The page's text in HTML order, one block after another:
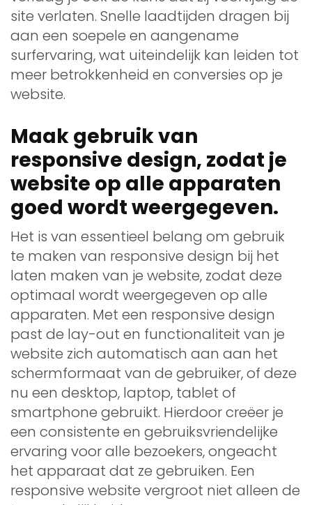
site verlaten. Snelle laadtijden dragen bij
aan een soepele en aangename
surfervaring, wat uiteindelijk kan leiden tot
meer betrokkenheid en conversies op je
website.
Maak gebruik van
responsive design, zodat je
website op alle apparaten
goed wordt weergegeven.
Het is van essentieel belang om gebruik
te maken van responsive design bij het
laten maken van je website, zodat deze
optimaal wordt weergegeven op alle
apparaten. Met een responsive design
past de lay-out en functionaliteit van je
website zich automatisch aan aan het
schermformaat van de gebruiker, of deze
nu een desktop, laptop, tablet of
smartphone gebruikt. Hierdoor creëer je
een consistente en gebruiksvriendelijke
ervaring voor alle bezoekers, ongeacht
het apparaat dat ze gebruiken. Een
responsive website vergroot niet alleen de